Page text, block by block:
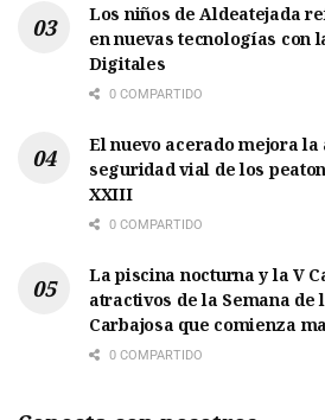
Los niños de Aldeatejada
en nuevas tecnologías con
Digitales
0 COMPARTIDO
El nuevo acerado mejora
seguridad vial de los
XXIII
0 COMPARTIDO
La piscina nocturna y la V
atractivos de la Semana de
Carbajosa que comienza
0 COMPARTIDO